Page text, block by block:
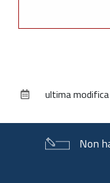
documentoultima modifica
Non